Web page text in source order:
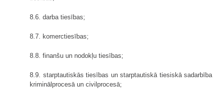
8.6. darba tiesības;
8.7. komerctiesības;
8.8. finanšu un nodokļu tiesības;
8.9. starptautiskās tiesības un starptautiskā tiesiskā sadarbība
kriminālprocesā un civilprocesā;